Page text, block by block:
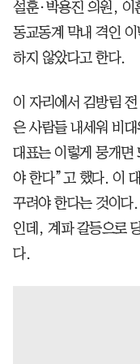
설훈·박용진 의원, 이
동교동계 막내 격인
하지 않았다고 한다.
이 자리에서 김방림
은 사람들 내세워 비
대표는 이렇게 뭉개면
야 한다”고 했다. 이
꾸려야 한다는 것이다
인데, 계파 갈등으로
다.